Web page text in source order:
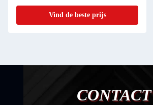
Vind de beste prijs
CONTACT